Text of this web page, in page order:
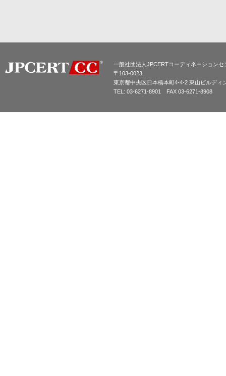
一般社団法人JPCERTコーディネーションセ
〒103-0023
東京都中央区日本橋本町4-4-2 東山ビルディ
TEL: 03-6271-8901 FAX 03-6271-8908